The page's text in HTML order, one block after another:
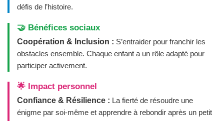
défis de l’histoire.
🤝 Bénéfices sociaux
Coopération & Inclusion : S’entraider pour franchir les
obstacles ensemble. Chaque enfant a un rôle adapté pour
participer activement.
🌟 Impact personnel
Confiance & Résilience : La fierté de résoudre une
énigme par soi-même et apprendre à rebondir après un petit